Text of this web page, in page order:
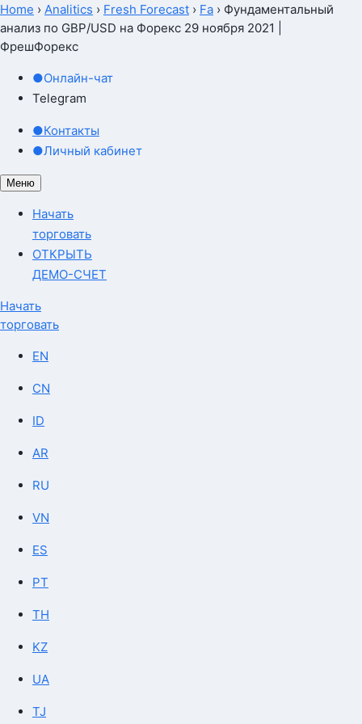
Home › Analitics › Fresh Forecast › Fa › Фундаментальный
анализ по GBP/USD на Форекс 29 ноября 2021 |
ФрешФорекс
●Онлайн-чат
Telegram
●Контакты
●Личный кабинет
Меню
Начать
торговать
ОТКРЫТЬ
ДЕМО-СЧЕТ
Начать
торговать
EN
CN
ID
AR
RU
VN
ES
PT
TH
KZ
UA
TJ